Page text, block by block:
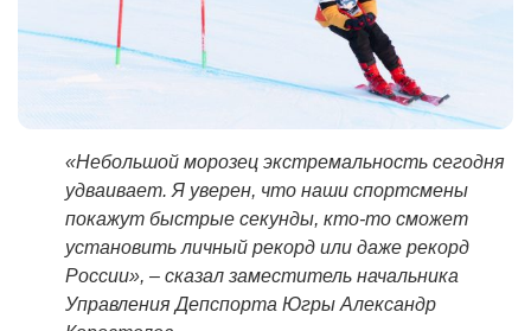
«Небольшой морозец экстремальность сегодня
удваивает. Я уверен, что наши спортсмены
покажут быстрые секунды, кто-то сможет
установить личный рекорд или даже рекорд
России», – сказал заместитель начальника
Управления Депспорта Югры Александр